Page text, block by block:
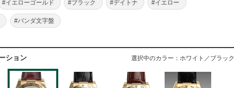
#イエローゴールド #ブラック #デイトナ #イエロー
#パンダ文字盤
ション 選択中のカラー：ホワイト／ブラック